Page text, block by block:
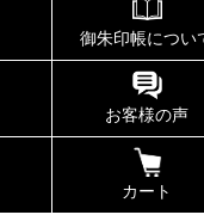
御朱印帳につい
お客様の声
カート